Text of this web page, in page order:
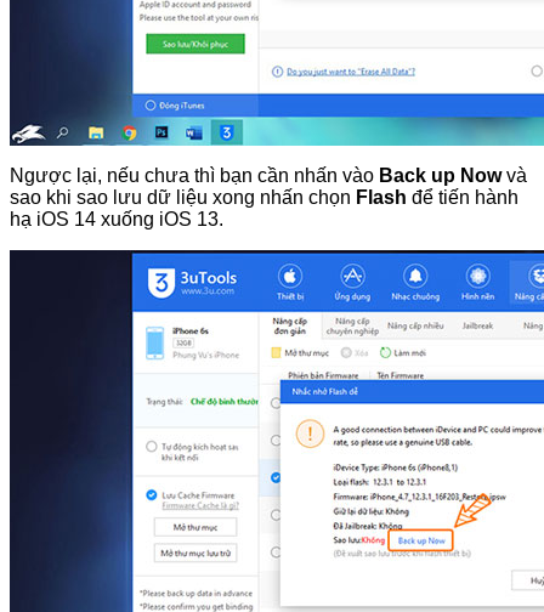
Ngược lại, nếu chưa thì bạn cần nhấn vào Back up Nowvà
sao khi sao lưu dữ liệu xong nhấn chọn Flash để tiến hành
hạ iOS 14 xuống iOS 13.